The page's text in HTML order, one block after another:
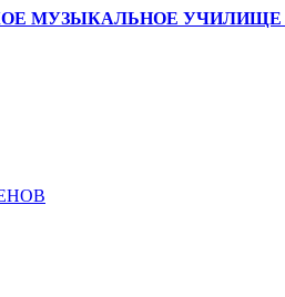
МУЗЫКАЛЬНОЕ УЧИЛИЩЕ